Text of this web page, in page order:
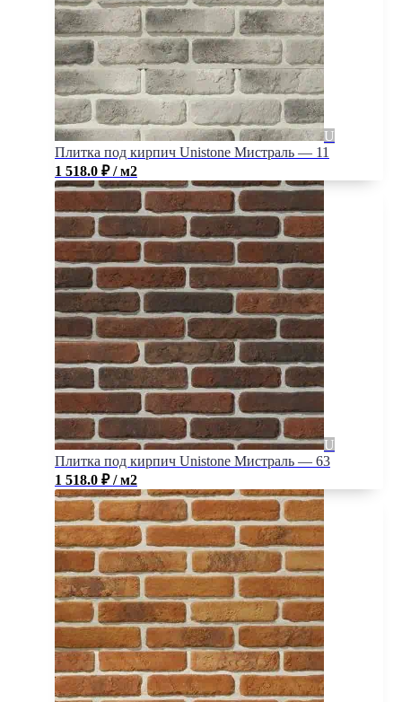
Плитка под кирпич Unistone Мистраль — 11
1 518.0 ₽ / м2
Плитка под кирпич Unistone Мистраль — 63
1 518.0 ₽ / м2